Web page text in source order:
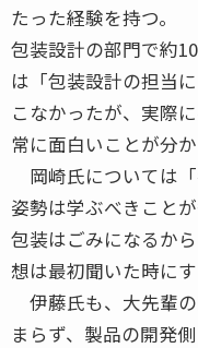
たった経験を持つ。
包装設計の部門で約
は「包装設計の担当
こなかったが、実際
常に面白いことが分
岡崎氏については「
姿勢は学ぶべきことが
包装はごみになるか
想は最初聞いた時に
伊藤氏も、大先輩
まらず、製品の開発